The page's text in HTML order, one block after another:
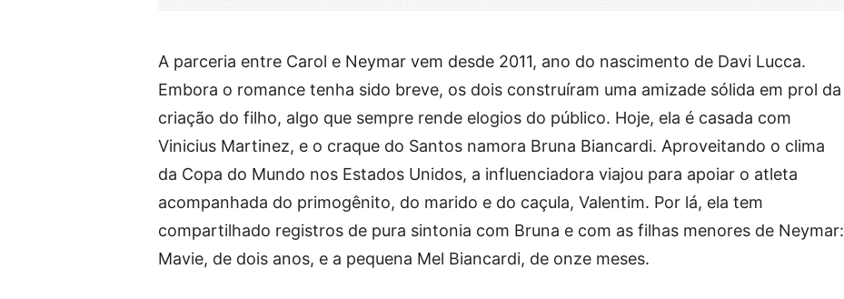
A parceria entre Carol e Neymar vem desde 2011, ano do nascimento de Davi Lucca.
Embora o romance tenha sido breve, os dois construíram uma amizade sólida em prol da
criação do filho, algo que sempre rende elogios do público. Hoje, ela é casada com
Vinicius Martinez, e o craque do Santos namora Bruna Biancardi. Aproveitando o clima
da Copa do Mundo nos Estados Unidos, a influenciadora viajou para apoiar o atleta
acompanhada do primogênito, do marido e do caçula, Valentim. Por lá, ela tem
compartilhado registros de pura sintonia com Bruna e com as filhas menores de Neymar:
Mavie, de dois anos, e a pequena Mel Biancardi, de onze meses.